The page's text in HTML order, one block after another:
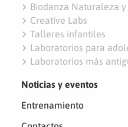
navigate_next Biodanza Naturaleza
navigate_next Creative Labs
navigate_next Talleres infantiles
navigate_next Laboratorios para
navigate_next Laboratorios más
Noticias y eventos
Entrenamiento